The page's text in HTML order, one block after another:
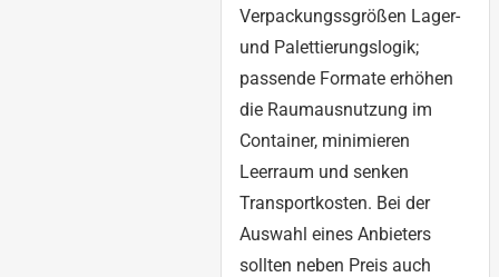
Verpackungssgrößen Lager-
und Palettierungslogik;
passende Formate erhöhen
die Raumausnutzung im
Container, minimieren
Leerraum und senken
Transportkosten. Bei der
Auswahl eines Anbieters
sollten neben Preis auch